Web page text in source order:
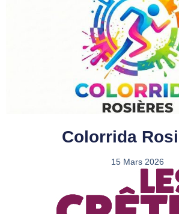
Colorrida
15 Mars 2026